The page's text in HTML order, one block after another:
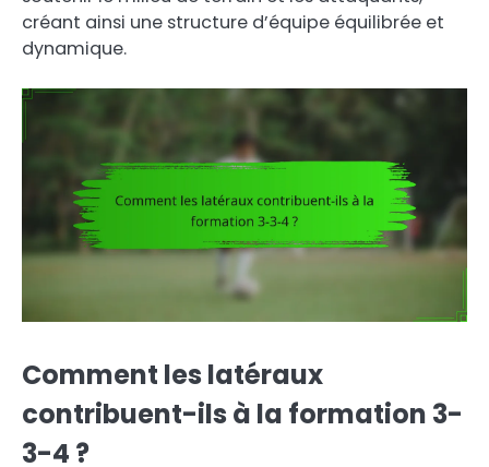
créant ainsi une structure d’équipe équilibrée et
dynamique.
Comment les latéraux
contribuent-ils à la formation 3-
3-4 ?